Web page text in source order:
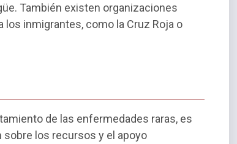
También existen organizaciones
inmigrantes, como la Cruz Roja o
de las enfermedades raras, es
los recursos y el apoyo